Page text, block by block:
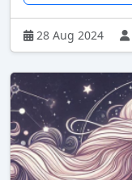
28 Aug 2024